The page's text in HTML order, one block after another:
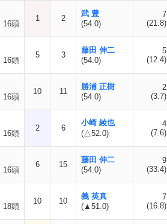
16頭
1 2
武 豊
(54.0)
7
(21.8)
16頭
5 3
藤田 伸二
(54.0)
5
(12.4)
16頭
10 11
勝浦 正樹
(54.0)
2
(3.7)
16頭
2 6
小崎 綾也
(△52.0)
4
(7.6)
16頭
6 15
藤田 伸二
(54.0)
9
(33.4)
18頭
10 10
義 英真
(▲51.0)
7
(16.8)